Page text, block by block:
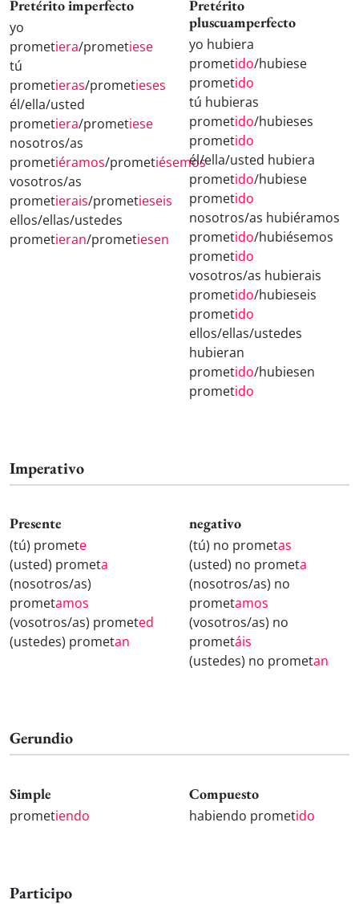
Pretérito imperfecto
yo
prometiera/prometiese
tú
prometieras/prometieses
él/ella/usted
prometiera/prometiese
nosotros/as
prometiéramos/prometiésemos
vosotros/as
prometierais/prometieseis
ellos/ellas/ustedes
prometieran/prometiesen
Pretérito
pluscuamperfecto
yo hubiera
prometido/hubiese
prometido
tú hubieras
prometido/hubieses
prometido
él/ella/usted hubiera
prometido/hubiese
prometido
nosotros/as hubiéramos
prometido/hubiésemos
prometido
vosotros/as hubierais
prometido/hubieseis
prometido
ellos/ellas/ustedes
hubieran
prometido/hubiesen
prometido
Imperativo
Presente
(tú) promete
(usted) prometa
(nosotros/as)
prometamos
(vosotros/as) prometed
(ustedes) prometan
negativo
(tú) no prometas
(usted) no prometa
(nosotros/as) no
prometamos
(vosotros/as) no
prometáis
(ustedes) no prometan
Gerundio
Simple
prometiendo
Compuesto
habiendo prometido
Participo